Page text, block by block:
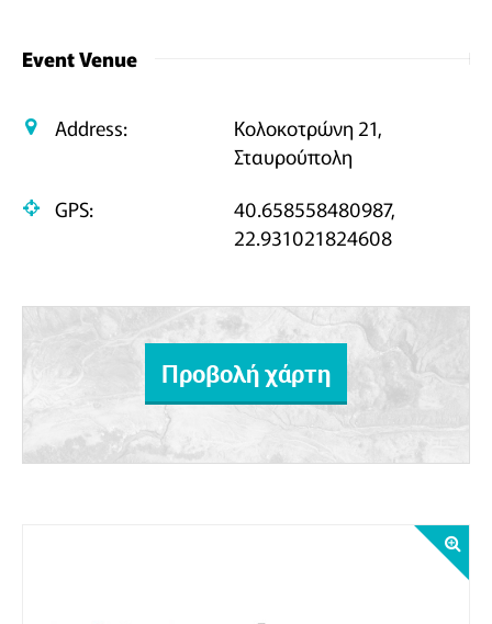
Event Venue
Address:
Κολοκοτρώνη 21,
Σταυρούπολη
GPS:
40.658558480987,
22.931021824608
Προβολή χάρτη